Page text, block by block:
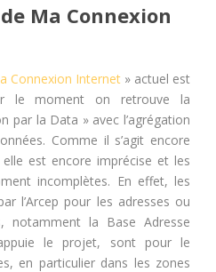
de Ma Connexion
Connexion Internet» actuel est
le moment on retrouve la
par la Data » avec l’agrégation
Comme il s’agit encore
elle est encore imprécise et les
incomplètes. En effet, les
l’Arcep pour les adresses ou
notamment la Base Adresse
le projet, sont pour le
en particulier dans les zones